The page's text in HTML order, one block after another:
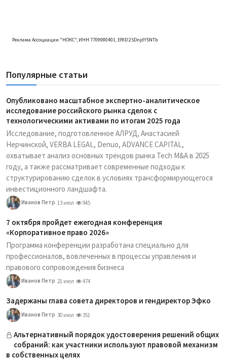
Реклама Ассоциации "НОКС", ИНН 7709980401, ERID:2SDnjdY5NTb
Популярные статьи
Опубликовано масштабное экспертно-аналитическое
исследование российского рынка сделок с
технологическими активами по итогам 2025 года
Исследование, подготовленное АЛРУД, Анастасией
Нерчинской, VERBA LEGAL, Denuo, ADVANCE CAPITAL,
охватывает анализ основных трендов рынка Tech M&A в 2025
году, а также рассматривает современные подходы к
структурированию сделок в условиях трансформирующегося
инвестиционного ландшафта.
Иванов Петр 13 июл 945
7 октября пройдет ежегодная конференция
«Корпоративное право 2026»
Программа конференции разработана специально для
профессионалов, вовлеченных в процессы управления и
правового сопровождения бизнеса
Иванов Петр 21 июл 474
Задержаны глава совета директоров и гендиректор Эфко
Иванов Петр 30 июл 351
Альтернативный порядок удостоверения решений общих
собраний: как участники используют правовой механизм
в собственных целях